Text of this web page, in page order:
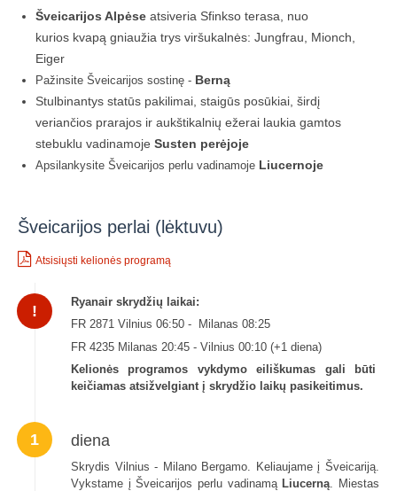
Šveicarijos Alpėse atsiveria Sfinkso terasa, nuo
kurios kvapą gniaužia trys viršukalnės: Jungfrau, Mionch,
Eiger
Pažinsite Šveicarijos sostinę - Berną
Stulbinantys statūs pakilimai, staigūs posūkiai, širdį
veriančios prarajos ir aukštikalnių ežerai laukia gamtos
stebuklu vadinamoje Susten perėjoje
Apsilankysite Šveicarijos perlu vadinamoje Liucernoje
Šveicarijos perlai (lėktuvu)
Atsisiųsti kelionės programą
!
Ryanair skrydžių laikai:
FR 2871 Vilnius 06:50 - Milanas 08:25
FR 4235 Milanas 20:45 - Vilnius 00:10 (+1 diena)
Kelionės programos vykdymo eiliškumas gali būti
keičiamas atsižvelgiant į skrydžio laikų pasikeitimus.
1 diena
Skrydis Vilnius - Milano Bergamo. Keliaujame į Šveicariją.
Vykstame į Šveicarijos perlu vadinamąLiucerną . Miestas